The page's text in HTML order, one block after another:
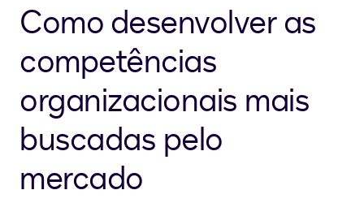
Como desenvolver as
competências
organizacionais mais
buscadas pelo
mercado